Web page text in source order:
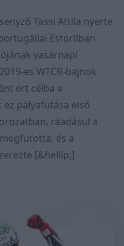
Tassi Attila nyerte
Estorilban
vasárnapi
es WTCR-bajnok
ért célba a
ez pályafutása első
ráadásul a
és a
[&hellip;]